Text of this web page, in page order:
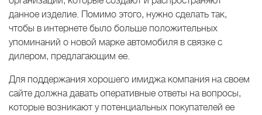
данное изделие. Помимо этого, нужно сделать так,
чтобы в интернете было больше положительных
упоминаний о новой марке автомобиля в связке с
дилером, предлагающим ее.
Для поддержания хорошего имиджа компания на своем
сайте должна давать оперативные ответы на вопросы,
которые возникают у потенциальных покупателей ее